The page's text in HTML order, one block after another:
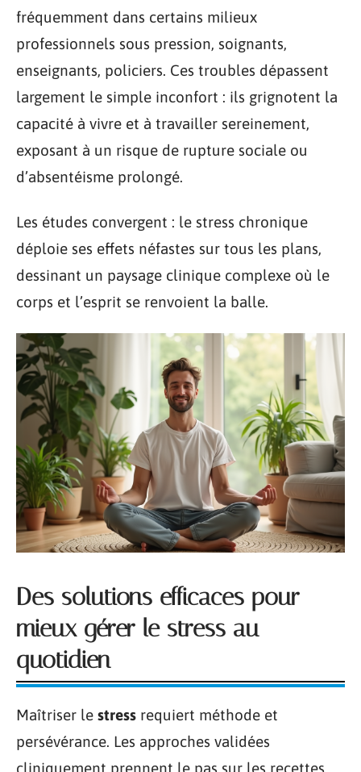
fréquemment dans certains milieux
professionnels sous pression, soignants,
enseignants, policiers. Ces troubles dépassent
largement le simple inconfort : ils grignotent la
capacité à vivre et à travailler sereinement,
exposant à un risque de rupture sociale ou
d’absentéisme prolongé.
Les études convergent : le stress chronique
déploie ses effets néfastes sur tous les plans,
dessinant un paysage clinique complexe où le
corps et l’esprit se renvoient la balle.
Des solutions efficaces pour
mieux gérer le stress au
quotidien
Maîtriser le stress requiert méthode et
persévérance. Les approches validées
cliniquement prennent le pas sur les recettes